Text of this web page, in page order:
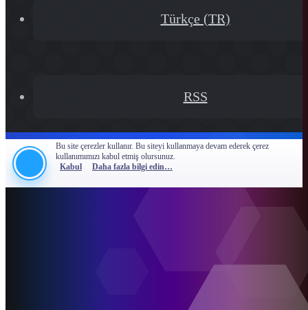
Türkçe (TR)
RSS
Bu site çerezler kullanır. Bu siteyi kullanmaya devam ederek çerez
kullanımımızı kabul etmiş olursunuz.
Kabul
Daha fazla bilgi edin…